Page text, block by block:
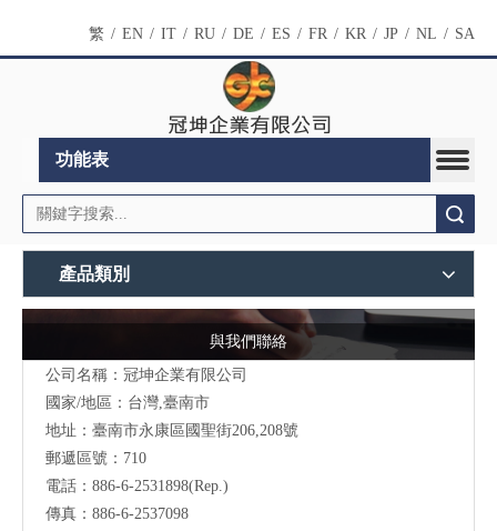
繁 / EN / IT / RU / DE / ES / FR / KR / JP / NL / SA
功能表
產品類別
與我們聯絡
公司名稱：冠坤企業有限公司
國家/地區：台灣,臺南市
地址：臺南市永康區國聖街206,208號
郵遞區號：710
電話：886-6-2531898(Rep.)
傳真：886-6-2537098